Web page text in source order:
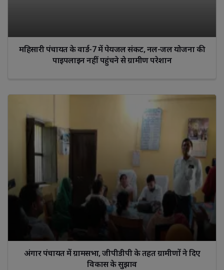
महिसारी पंचायत के वार्ड-7 में पेयजल संकट, नल-जल योजना की
पाइपलाइन नहीं पहुंचने से ग्रामीण परेशान
अंगार पंचायत में ग्रामसभा, जीपीडीपी के तहत ग्रामीणों ने दिए
विकास के सुझाव